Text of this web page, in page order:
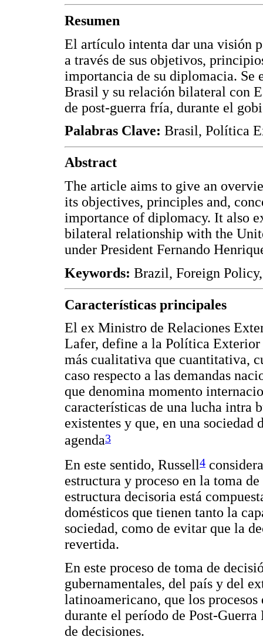
Resumen
El artículo intenta dar una visión
a través de sus objetivos,
importancia de su diplomacia.
Brasil y su relación bilateral con
de post-guerra fría, durante el
Palabras Clave: Brasil, Política
Abstract
The article aims to give an
its objectives, principles and,
importance of diplomacy. It also
bilateral relationship with the
under President Fernando
Keywords: Brazil, Foreign
Características principales
El ex Ministro de Relaciones
Lafer, define a la Política
más cualitativa que cuantitativa,
caso respecto a las demandas
que denomina momento
características de una lucha intra
existentes y que, en una sociedad
agenda3
En este sentido, Russell4
estructura y proceso en la toma
estructura decisoria está
domésticos que tienen tanto la
sociedad, como de evitar que la
revertida.
En este proceso de toma de
gubernamentales, del país y del
latinoamericano, que los
durante el período de Post-
de decisiones.